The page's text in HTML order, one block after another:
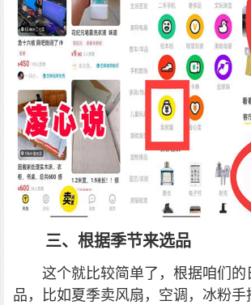
三、根据季节来选品
这个就比较简单了，根据咱们的
品，比如夏季卖风扇，空调，冰粉手